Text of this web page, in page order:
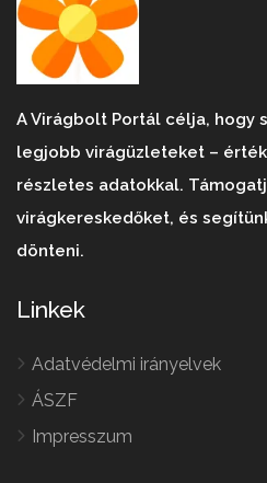
A Virágbolt Portál célja, hogy
legjobb virágüzleteket –
részletes adatokkal.
virágkereskedőket, és
dönteni.
Linkek
Adatvédelmi irányelvek
ÁSZF
Impresszum